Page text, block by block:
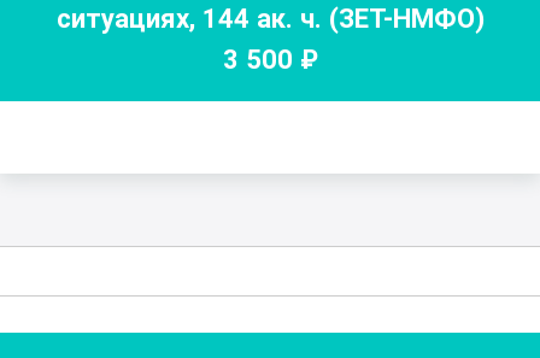
ситуациях, 144 ак. ч. (ЗЕТ-НМФО)
3 500 ₽